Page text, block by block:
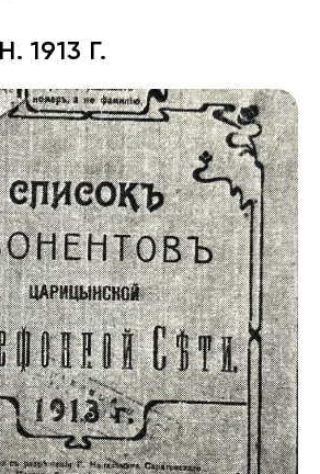
1913 Г.